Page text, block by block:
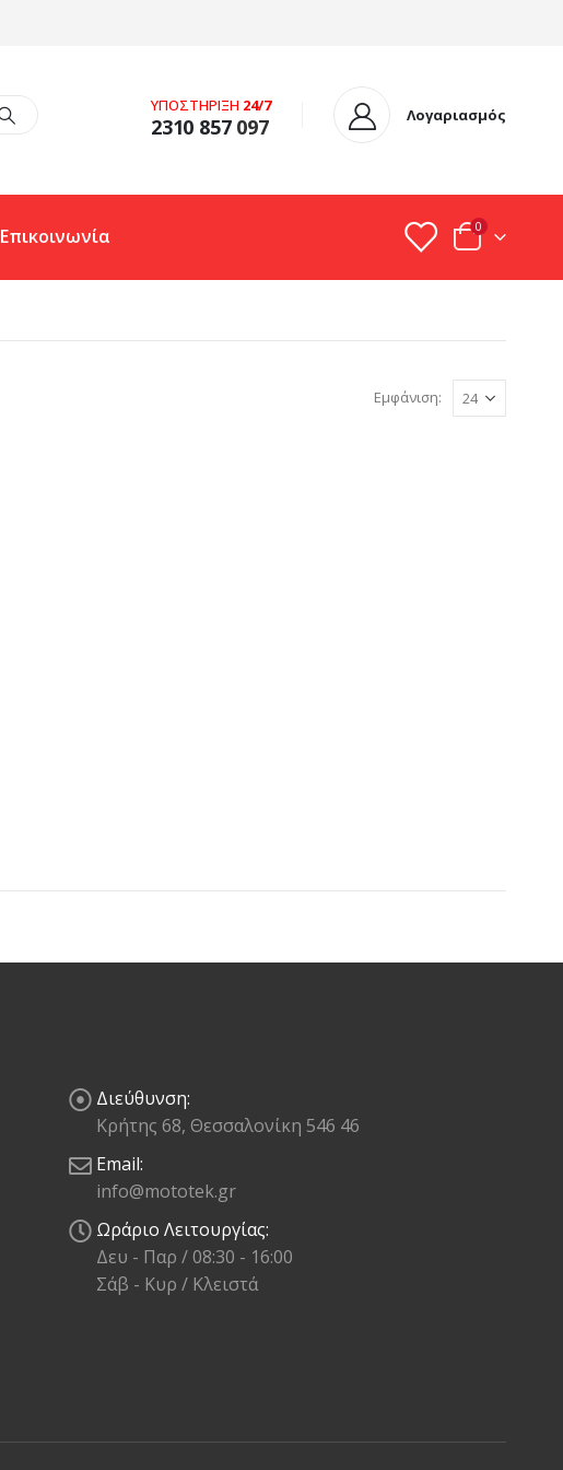
ΥΠΟΣΤΗΡΙΞΗ 24/7
2310 857097 Λογαριασμός
Επικοινωνία 0
Εμφάνιση:
Διεύθυνση:
Κρήτης 68, Θεσσαλονίκη 546 46
Email:
info@mototek.gr
Ωράριο Λειτουργίας:
Δευ - Παρ / 08:30 - 16:00
Σάβ - Κυρ / Κλειστά